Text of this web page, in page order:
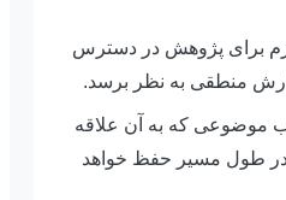
برای پژوهش در دسترس
منطقی به نظر برسد.
موضوعی که به آن علاقه
در طول مسیر حفظ خواهد